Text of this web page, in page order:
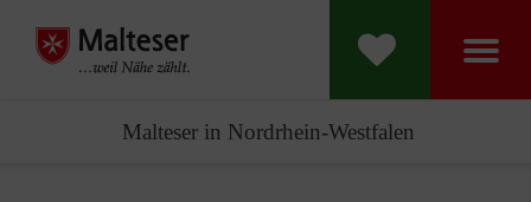
Malteser in Nordrhein-Westfalen